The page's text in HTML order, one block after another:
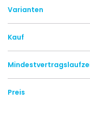
Varianten
Kauf
Preis